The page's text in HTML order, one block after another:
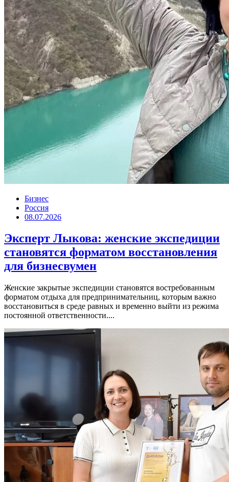
Бизнес
Россия
08.07.2026
Эксперт Лыкова: женские экспедиции
становятся форматом восстановления
для бизнесвумен
Женские закрытые экспедиции становятся востребованным
форматом отдыха для предпринимательниц, которым важно
восстановиться в среде равных и временно выйти из режима
постоянной ответственности....